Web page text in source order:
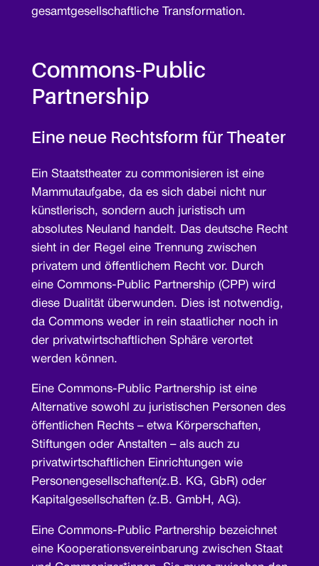
gesamtgesellschaftliche Transformation.
Commons-Public
Partnership
Eine neue Rechtsform für Theater
Ein Staatstheater zu commonisieren ist eine
Mammutaufgabe, da es sich dabei nicht nur
künstlerisch, sondern auch juristisch um
absolutes Neuland handelt. Das deutsche Recht
sieht in der Regel eine Trennung zwischen
privatem und öffentlichem Recht vor. Durch
eine Commons-Public Partnership (CPP) wird
diese Dualität überwunden. Dies ist notwendig,
da Commons weder in rein staatlicher noch in
der privatwirtschaftlichen Sphäre verortet
werden können.
Eine Commons-Public Partnership ist eine
Alternative sowohl zu juristischen Personen des
öffentlichen Rechts – etwa Körperschaften,
Stiftungen oder Anstalten – als auch zu
privatwirtschaftlichen Einrichtungen wie
Personengesellschaften(z.B. KG, GbR) oder
Kapitalgesellschaften (z.B. GmbH, AG).
Eine Commons-Public Partnership bezeichnet
eine Kooperationsvereinbarung zwischen Staat